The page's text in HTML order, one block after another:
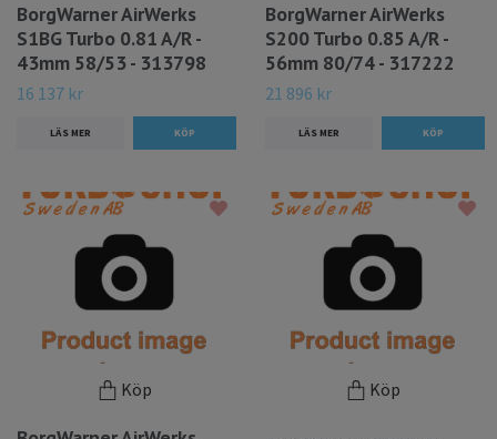
BorgWarner AirWerks
S1BG Turbo 0.81 A/R -
43mm 58/53 - 313798
16 137 kr
LÄS MER
BorgWarner AirWerks
S200 Turbo 0.85 A/R -
56mm 80/74 - 317222
21 896 kr
LÄS MER
Köp Köp